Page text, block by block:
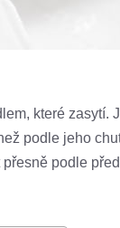
které zasytí.
podle jeho
podle